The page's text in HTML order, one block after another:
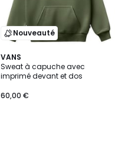
Nouveauté
VANS
Sweat à capuche avec
imprimé devant et dos
60,00 €